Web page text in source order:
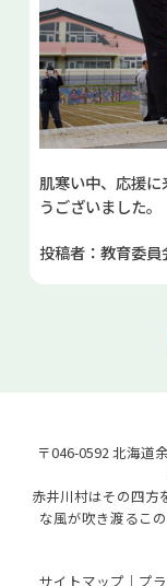
肌寒い中、応援
うございました。
投稿者：教育委員
〒046-0592 北海道
赤井川村はその四方
な風が吹き渡るこ
サイトマップ
プ